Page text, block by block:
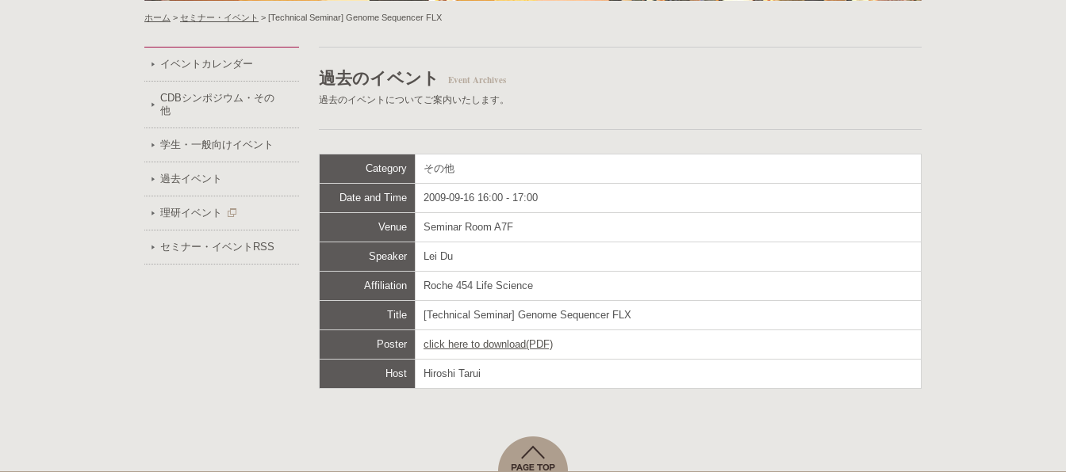
ホーム > セミナー・イベント > [Technical Seminar] Genome Sequencer FLX
イベントカレンダー
CDBシンポジウム・その
他
学生・一般向けイベント
過去イベント
理研イベント
セミナー・イベントRSS
過去のイベント Event Archives
過去のイベントについてご案内いたします。
Category その他
Date and Time 2009-09-16 16:00 - 17:00
Venue Seminar Room A7F
Speaker Lei Du
Affiliation Roche 454 Life Science
Title [Technical Seminar] Genome Sequencer FLX
Poster click here to download(PDF)
Host Hiroshi Tarui